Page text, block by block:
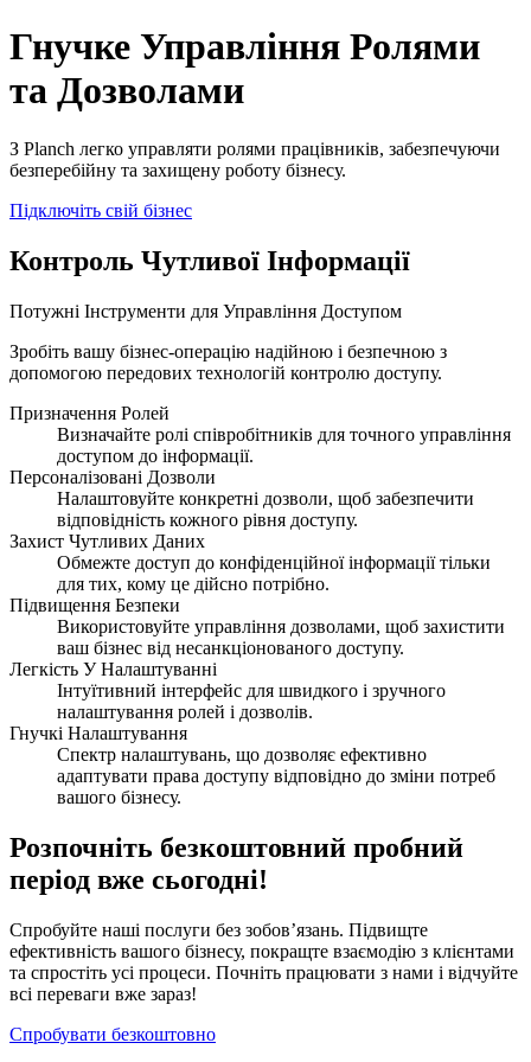
Захистіть Ваш Бізнес за Допомогою Рольових Доступів
Гнучке Управління Ролями
та Дозволами
З Planch легко управляти ролями працівників, забезпечуючи
безперебійну та захищену роботу бізнесу.
Підключіть свій бізнес
Контроль Чутливої Інформації
Потужні Інструменти для Управління Доступом
Зробіть вашу бізнес-операцію надійною і безпечною з
допомогою передових технологій контролю доступу.
Призначення Ролей
Визначайте ролі співробітників для точного управління
доступом до інформації.
Персоналізовані Дозволи
Налаштовуйте конкретні дозволи, щоб забезпечити
відповідність кожного рівня доступу.
Захист Чутливих Даних
Обмежте доступ до конфіденційної інформації тільки
для тих, кому це дійсно потрібно.
Підвищення Безпеки
Використовуйте управління дозволами, щоб захистити
ваш бізнес від несанкціонованого доступу.
Легкість У Налаштуванні
Інтуїтивний інтерфейс для швидкого і зручного
налаштування ролей і дозволів.
Гнучкі Налаштування
Спектр налаштувань, що дозволяє ефективно
адаптувати права доступу відповідно до зміни потреб
вашого бізнесу.
Розпочніть безкоштовний пробний
період вже сьогодні!
Спробуйте наші послуги без зобов’язань. Підвищте
ефективність вашого бізнесу, покращте взаємодію з клієнтами
та спростіть усі процеси. Почніть працювати з нами і відчуйте
всі переваги вже зараз!
Спробувати безкоштовно